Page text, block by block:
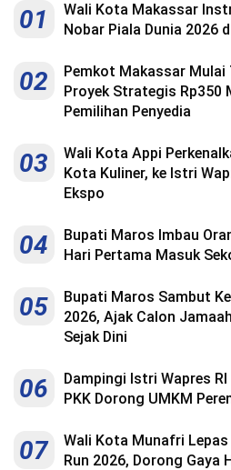
01
Wali Kota Makassar
Nobar Piala Dunia 2026
02
Pemkot Makassar Mulai
Proyek Strategis Rp350
Pemilihan Penyedia
03
Wali Kota Appi
Kota Kuliner, ke Istri
Ekspo
04
Bupati Maros Imbau
Hari Pertama Masuk
05
Bupati Maros Sambut
2026, Ajak Calon
Sejak Dini
06
Dampingi Istri Wapres
PKK Dorong UMKM
07
Wali Kota Munafri
Run 2026, Dorong Gaya